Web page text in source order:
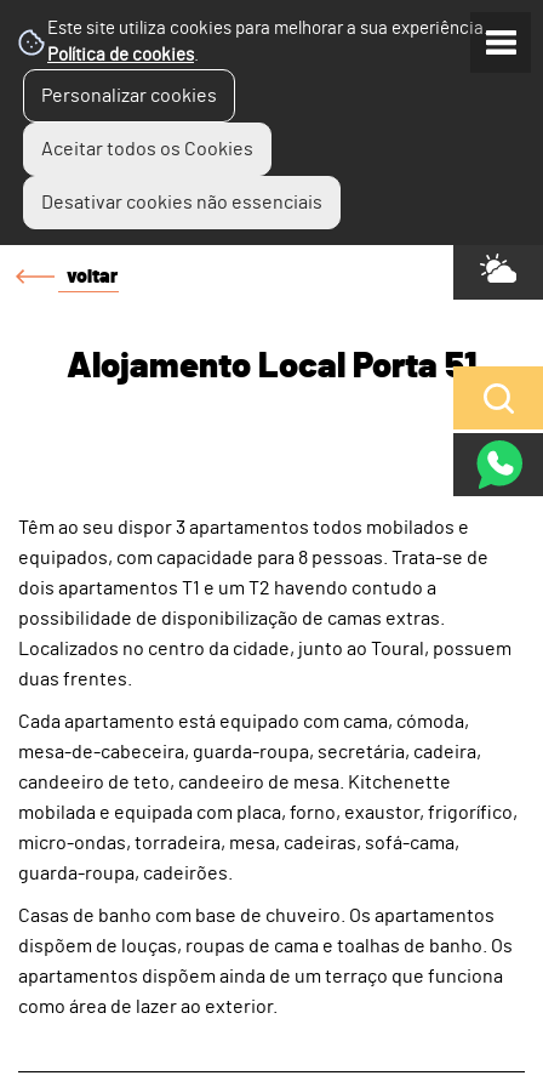
Este site utiliza cookies para melhorar a sua experiência.
Política de cookies.
Personalizar cookies
Aceitar todos os Cookies
Desativar cookies não essenciais
voltar
Alojamento Local Porta 51
Têm ao seu dispor 3 apartamentos todos mobilados e
equipados, com capacidade para 8 pessoas. Trata-se de
dois apartamentos T1 e um T2 havendo contudo a
possibilidade de disponibilização de camas extras.
Localizados no centro da cidade, junto ao Toural, possuem
duas frentes.
Cada apartamento está equipado com cama, cómoda,
mesa-de-cabeceira, guarda-roupa, secretária, cadeira,
candeeiro de teto, candeeiro de mesa. Kitchenette
mobilada e equipada com placa, forno, exaustor, frigorífico,
micro-ondas, torradeira, mesa, cadeiras, sofá-cama,
guarda-roupa, cadeirões.
Casas de banho com base de chuveiro. Os apartamentos
dispõem de louças, roupas de cama e toalhas de banho. Os
apartamentos dispõem ainda de um terraço que funciona
como área de lazer ao exterior.